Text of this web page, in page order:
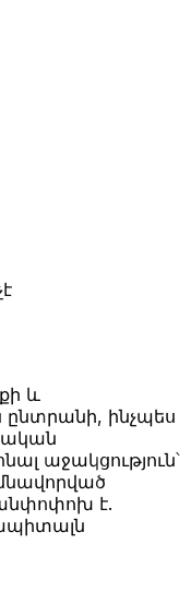
և
ընտրանի, ինչպես
աջակցություն՝
է.